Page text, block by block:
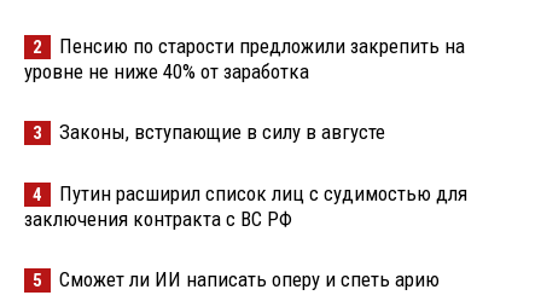
2
Пенсию по старости предложили закрепить на
уровне не ниже 40% от заработка
3 Законы, вступающие в силу в августе
4
Путин расширил список лиц с судимостью для
заключения контракта с ВС РФ
5 Сможет ли ИИ написать оперу и спеть арию